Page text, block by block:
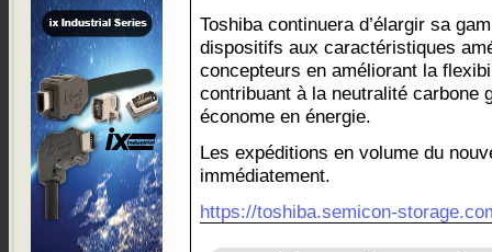
Toshiba continuera d’élargir sa
dispositifs aux caractéristiques
concepteurs en améliorant la
contribuant à la neutralité carbone
économe en énergie.
Les expéditions en volume du
immédiatement.
https://toshiba.semicon-